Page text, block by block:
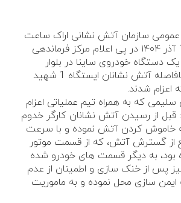
عمومی سازمان آتش نشانی اراک ساعت
۱1:26 سه شنبه 11 آذر ۱۴۰۴ در پی اعلام مرکز فرماندهی
یک دستگاه خودروی ساینا در بلوار
جمهوری اسلامی بلافاصله آتش نشانان ایستگاه 1 شهید
اعزام شدند.
که به همراه تیم عملیاتی اعزام
قبل از رسیدن آتش نشانان کارگر خدوم
خاموش کردن آتش نموده و با سرعت
از گسترش آتش، که از قسمت موتور
به دیگر قسمت های خودرو شده
پس از خنک سازی و اطمینان از عدم
ایمن سازی محل نموده و به ماموریت